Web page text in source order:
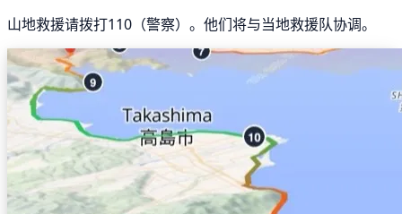
山地救援请拨打110（警察）。他们将与当地救援队协调。